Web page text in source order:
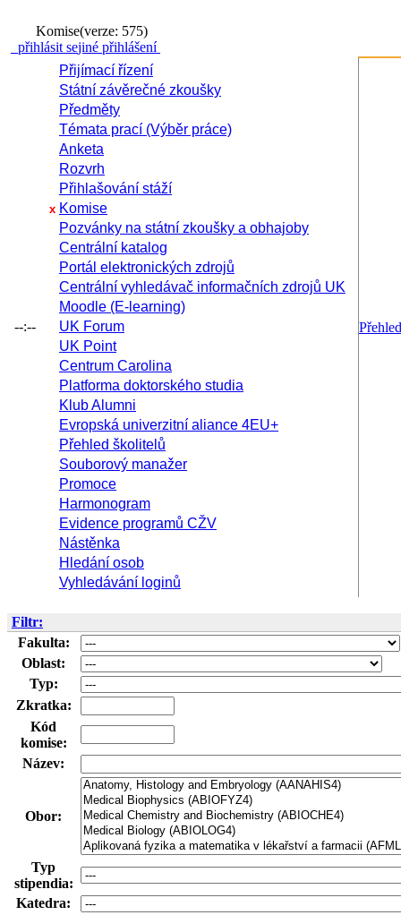
Komise(verze: 575)
přihlásit sejiné přihlášení
--:--
Přijímací řízení
Státní závěrečné zkoušky
Předměty
Témata prací (Výběr práce)
Anketa
Rozvrh
Přihlašování stáží
x Komise
Pozvánky na státní zkoušky a obhajoby
Centrální katalog
Portál elektronických zdrojů
Centrální vyhledávač informačních zdrojů UK
Moodle (E-learning)
UK Forum
UK Point
Centrum Carolina
Platforma doktorského studia
Klub Alumni
Evropská univerzitní aliance 4EU+
Přehled školitelů
Souborový manažer
Promoce
Harmonogram
Evidence programů CŽV
Nástěnka
Hledání osob
Vyhledávání loginů
Přehled
Filtr:
Fakulta:
Oblast:
Typ:
Zkratka:
Kód
komise:
Název:
Obor:
Typ
stipendia:
Katedra: